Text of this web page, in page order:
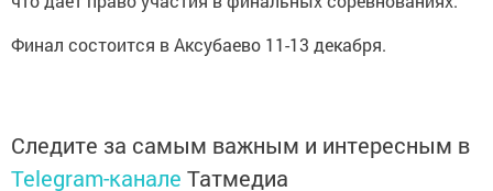
Финал состоится в Аксубаево 11-13 декабря.
Следите за самым важным и интересным в
Telegram-канале Татмедиа